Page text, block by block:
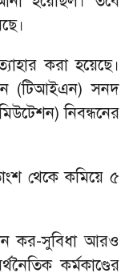
করা হয়েছে।
(টিআইএন) সনদ
নিবন্ধনের
থেকে কমিয়ে ৫
কর-সুবিধা আরও
কর্মকাণ্ডের